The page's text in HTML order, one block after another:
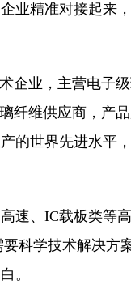
业精准对接起来
业，主营电子
纤维供应商，产
的世界先进水平
、IC载板类等
科学技术解决
。